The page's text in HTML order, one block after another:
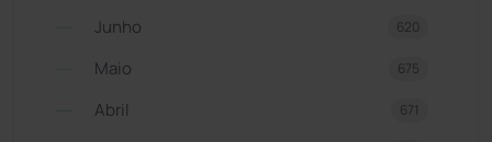
Junho 620
Maio 675
Abril 671